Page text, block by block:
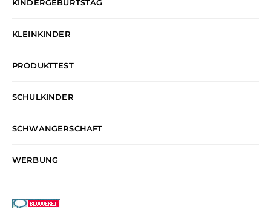
KINDERGEBURTSTAG
KLEINKINDER
PRODUKTTEST
SCHULKINDER
SCHWANGERSCHAFT
WERBUNG